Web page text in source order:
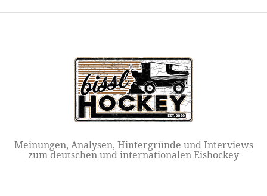
Meinungen, Analysen, Hintergründe und Interviews
zum deutschen und internationalen Eishockey